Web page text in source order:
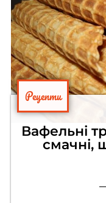
Рецепти
Вафельні
смачні,